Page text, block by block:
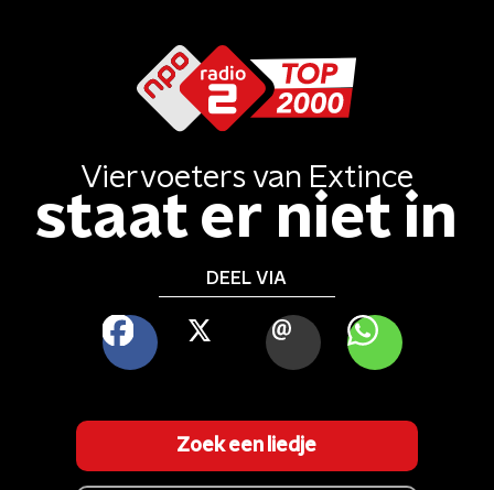
Viervoetersvan Extince
staat er niet in
DEEL VIA
FACEBOOK
X MAIL WHATSAPP
Zoek een liedje